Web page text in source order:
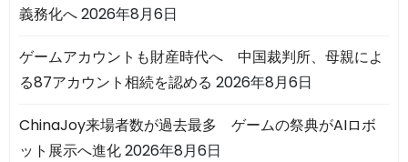
義務化へ2026年8月6日
ゲームアカウントも財産時代へ 中国裁判所、母親によ
る87アカウント相続を認める 2026年8月6日
ChinaJoy来場者数が過去最多 ゲームの祭典がAIロボ
ット展示へ進化2026年8月6日